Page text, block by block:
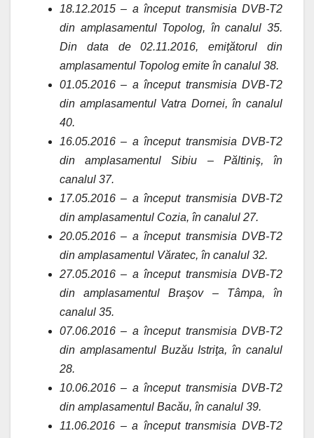
18.12.2015 – a început transmisia DVB-T2
din amplasamentul Topolog, în canalul 35.
Din data de 02.11.2016, emiţătorul din
amplasamentul Topolog emite în canalul 38.
01.05.2016 – a început transmisia DVB-T2
din amplasamentul Vatra Dornei, în canalul
40.
16.05.2016 – a început transmisia DVB-T2
din amplasamentul Sibiu – Păltiniş, în
canalul 37.
17.05.2016 – a început transmisia DVB-T2
din amplasamentul Cozia, în canalul 27.
20.05.2016 – a început transmisia DVB-T2
din amplasamentul Văratec, în canalul 32.
27.05.2016 – a început transmisia DVB-T2
din amplasamentul Braşov – Tâmpa, în
canalul 35.
07.06.2016 – a început transmisia DVB-T2
din amplasamentul Buzău Istriţa, în canalul
28.
10.06.2016 – a început transmisia DVB-T2
din amplasamentul Bacău, în canalul 39.
11.06.2016 – a început transmisia DVB-T2